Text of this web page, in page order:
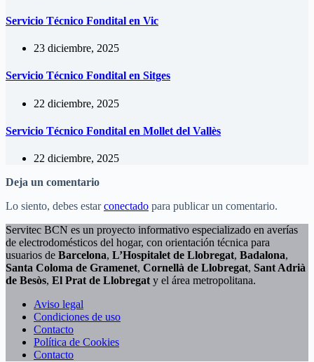
Servicio Técnico Fondital en Vic
23 diciembre, 2025
Servicio Técnico Fondital en Sitges
22 diciembre, 2025
Servicio Técnico Fondital en Mollet del Vallès
22 diciembre, 2025
Deja un comentario
Lo siento, debes estarconectado para publicar un comentario.
Servitec BCN es un proyecto informativo especializado en averías
de electrodomésticos del hogar, con orientación técnica para
usuarios de Barcelona, L’Hospitalet de Llobregat, Badalona,
Santa Coloma de Gramenet, Cornellà de Llobregat, Sant Adrià
de Besòs, El Prat de Llobregat y el área metropolitana.
Aviso legal
Condiciones de uso
Contacto
Política de Cookies
Contacto